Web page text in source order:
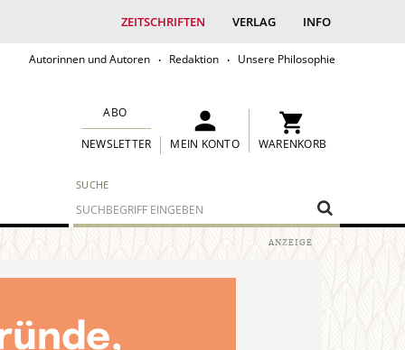
ZEITSCHRIFTEN VERLAG INFO
Autorinnen und Autoren Redaktion Unsere Philosophie
SUCHE
ABO
NEWSLETTER MEIN KONTO WARENKORB